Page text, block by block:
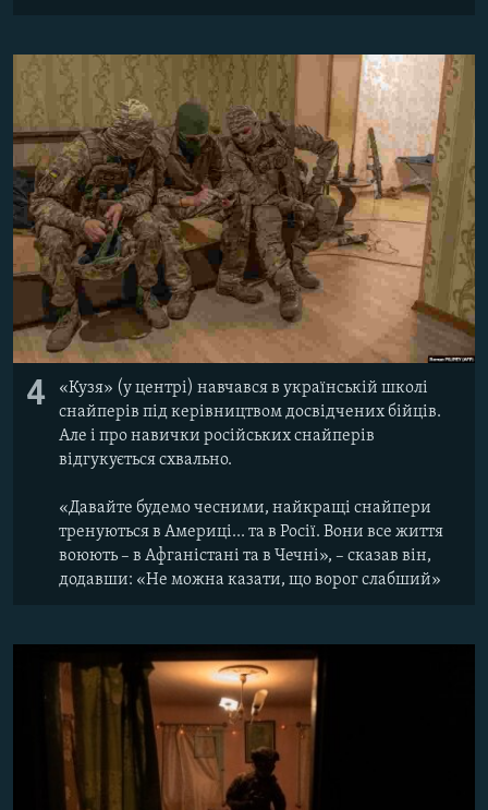
4
«Кузя» (у центрі) навчався в українській школі
снайперів під керівництвом досвідчених бійців.
Але і про навички російських снайперів
відгукується схвально.
«Давайте будемо чесними, найкращі снайпери
тренуються в Америці... та в Росії. Вони все життя
воюють – в Афганістані та в Чечні», – сказав він,
додавши: «Не можна казати, що ворог слабший»